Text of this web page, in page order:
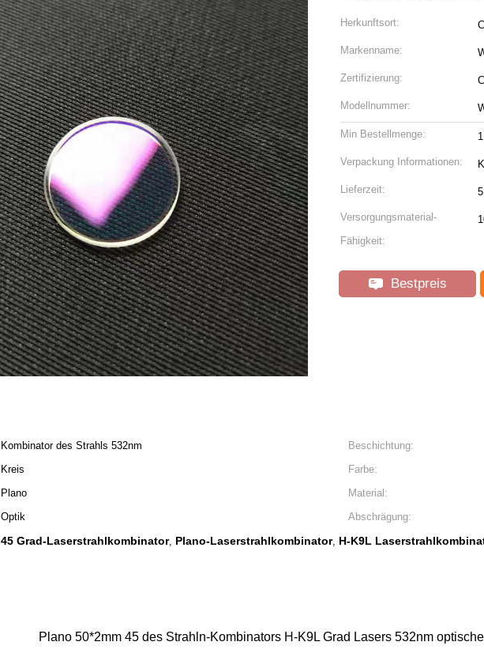
Herkunftsort:
Markenname:
Zertifizierung:
Modellnummer:
Min Bestellmenge: 1
Verpackung Informationen:
Lieferzeit: 5
Versorgungsmaterial-
Fähigkeit:
Bestpreis
Kombinator des Strahls 532nm
Beschichtung:
Kreis
Farbe:
Plano
Material:
Optik
Abschrägung:
45 Grad-Laserstrahlkombinator, Plano-Laserstrahlkombinator, H-K9L
Plano 50*2mm 45 des Strahln-Kombinators H-K9L Grad Lasers 532nm